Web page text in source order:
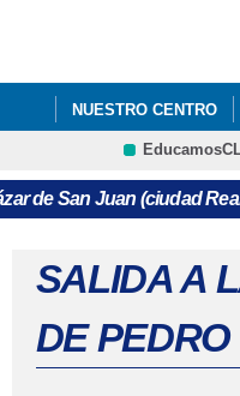
NUESTRO CENTRO
CURSO DE ACCESO
CRFP
de San Juan (ciudad
SALIDA A
DE